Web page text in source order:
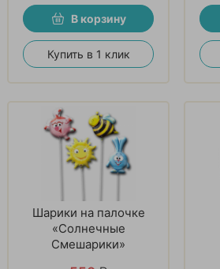
В корзину
Купить в 1 клик
Шарики на палочке
«Солнечные
Смешарики»